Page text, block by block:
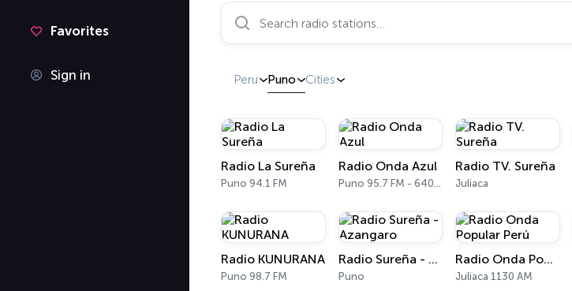
Favorites
Sign in
Search radio stations…
Peru Puno Cities
Radio La Sureña
Puno 94.1 FM
Radio Onda Azul
Puno 95.7 FM - 640 AM
Radio TV. Sureña
Juliaca
Radio KUNURANA
Puno 98.7 FM
Radio Sureña - Azangaro
Puno
Radio Onda Popular Perú
Juliaca 1130 AM